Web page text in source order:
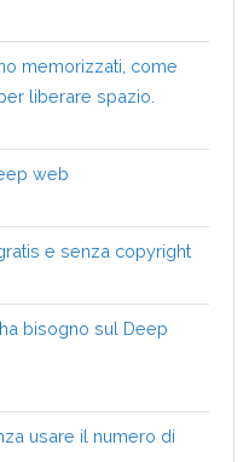
memorizzati, come
liberare spazio.
web
e senza copyright
bisogno sul Deep
usare il numero di